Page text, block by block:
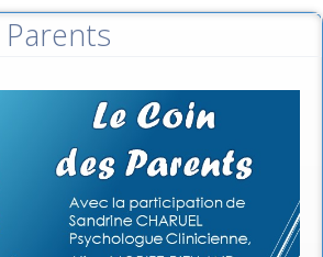
Parents